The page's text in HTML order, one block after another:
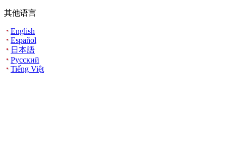
其他语言
English
Español
日本語
Русский
Tiếng Việt